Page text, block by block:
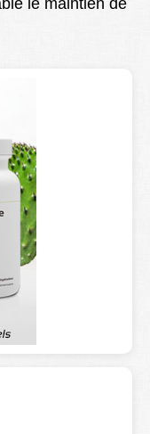
le maintien de